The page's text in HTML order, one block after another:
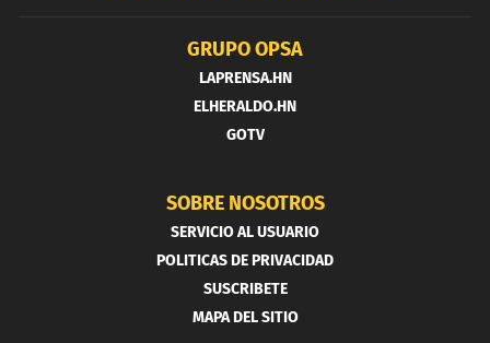
GRUPO OPSA
LAPRENSA.HN
ELHERALDO.HN
GOTV
SOBRE NOSOTROS
SERVICIO AL USUARIO
POLITICAS DE PRIVACIDAD
SUSCRIBETE
MAPA DEL SITIO